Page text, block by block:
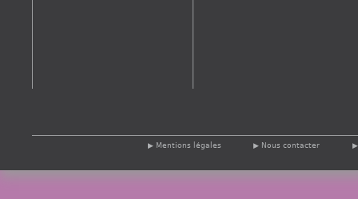
Mentions légales Nous contacter